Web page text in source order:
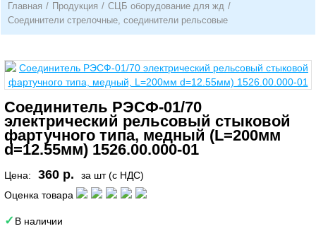
Главная / Продукция / СЦБ оборудование для жд /
Соединители стрелочные, соединители рельсовые
Соединитель РЭСФ-01/70
электрический рельсовый стыковой
фартучного типа, медный (L=200мм
d=12.55мм) 1526.00.000-01
Цена: 360 р.
за шт (с НДС)
Оценка товара
В наличии